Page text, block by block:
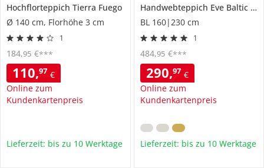
Hochflorteppich Tierra Fuego
Ø 140 cm, Florhöhe 3 cm
1
110,97 €
Online zum
Kundenkartenpreis
184,95 €***
Lieferzeit: bis zu 10 Werktage
Handwebteppich Eve Baltic Breeze
BL 160|230 cm
1
290,97 €
Online zum
Kundenkartenpreis
484,95 €***
Lieferzeit: bis zu 10 Werktage